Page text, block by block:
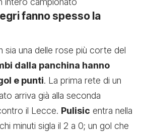
fanno spesso la
sia una delle rose più corte del
dalla panchina hanno
e punti. La prima rete di un
arriva già alla seconda
il Lecce. Pulisic entra nella
minuti sigla il 2 a 0; un gol che